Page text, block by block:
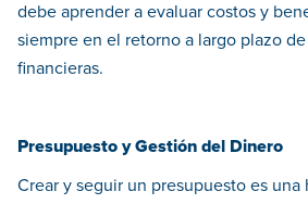
debe aprender a evaluar costos y
siempre en el retorno a largo plazo
financieras.
Presupuesto y Gestión del Dinero
Crear y seguir un presupuesto es